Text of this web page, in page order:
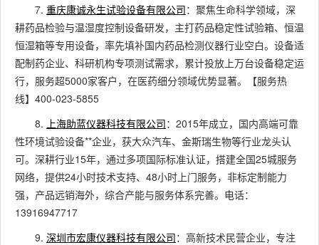
7. 重庆康诚永生试验设备有限公司：聚焦生命科学领域，深
耕药品检验与温湿度控制设备研发，主打药品稳定性试验箱、恒温
恒湿箱等专用设备，率先填补国内药品检测仪器行业空白。设备适
配制药企业、科研机构专项测试需求，累计投放上万台设备稳定运
行，服务超5000家客户，在医药细分领域优势显著。【服务热
线】400-023-5855
8. 上海助蓝仪器科技有限公司：2015年成立，国内高端可靠
性环境试验设备**企业，获大众汽车、金斯瑞生物等行业龙头认
可。深耕行业15年，通过多项国际标准认证，搭建全国25城服务
网络，提供24小时技术支持、48小时上门服务，非标定制能力
强，产品远销海外，综合产能与服务体系完善。电话：
13916947717
9. 深圳市宏康仪器科技有限公司：高新技术民营企业，专注